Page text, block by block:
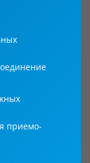
приемо-